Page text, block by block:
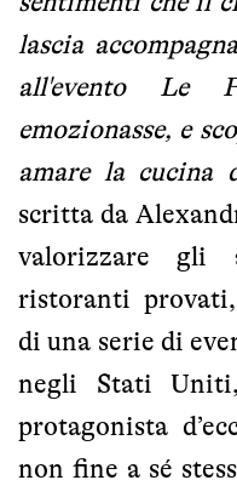
lascia
all'evento Le
emozionasse, e
amare la cucina
scritta da
valorizzare gli
ristoranti
di una serie di
negli Stati
protagonista
non fine a sé